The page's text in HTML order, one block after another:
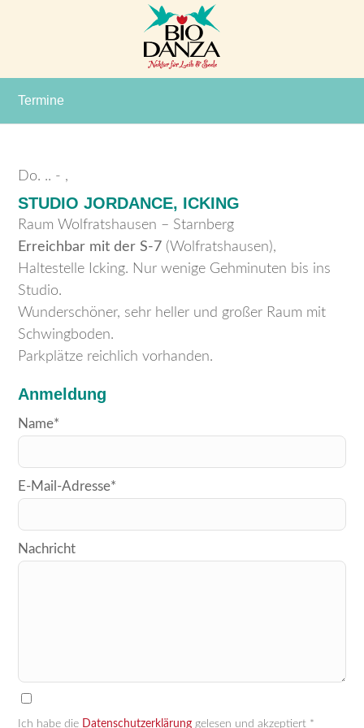
Termine
Do. .. - ,
STUDIO JORDANCE, ICKING
Raum Wolfratshausen – Starnberg
Erreichbar mit der S-7 (Wolfratshausen),
Haltestelle Icking. Nur wenige Gehminuten bis ins
Studio.
Wunderschöner, sehr heller und großer Raum mit
Schwingboden.
Parkplätze reichlich vorhanden.
Anmeldung
Bitte
dieses
Feld
Name*
E-Mail-Adresse*
Nachricht
Ich habe die Datenschutzerklärung gelesen und akzeptiert *